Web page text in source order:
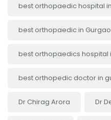
best orthopaedic hospital
best orthopaedic in
best orthopaedics hospital
best orthopedic doctor in
Dr Chirag Arora Dr